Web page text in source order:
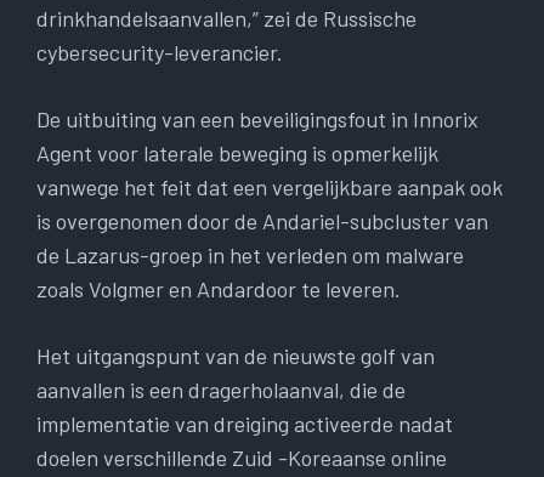
drinkhandelsaanvallen,” zei de Russische
cybersecurity-leverancier.
De uitbuiting van een beveiligingsfout in Innorix
Agent voor laterale beweging is opmerkelijk
vanwege het feit dat een vergelijkbare aanpak ook
is overgenomen door de Andariel-subcluster van
de Lazarus-groep in het verleden om malware
zoals Volgmer en Andardoor te leveren.
Het uitgangspunt van de nieuwste golf van
aanvallen is een dragerholaanval, die de
implementatie van dreiging activeerde nadat
doelen verschillende Zuid -Koreaanse online